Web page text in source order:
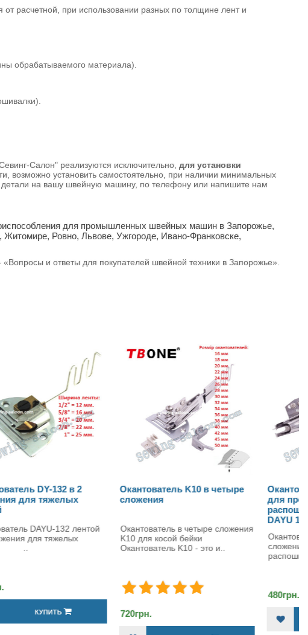
расчетной, при использовании разных по толщине лент и
обрабатываемого материала).
Салон" реализуются исключительно, для установки
возможно установить самостоятельно, при наличии минимальных
детали на вашу швейную машину, по телефону или напишите нам
для промышленных швейных машин в Запорожье,
Ровно, Львове, Ужгороде, Ивано-Франковске,
и ответы для покупателей швейной техники в Запорожье».
Окантователь K10 в четыре
сложения
Окантователь в четыре сложения
K10 для косой бейки
720грн.
Окантователь в 3 сложения
для промышленных
распошивальных машин
Окантователь DAYU 101 в 3
сложения для промышленных
распошивальных машин &n..
480грн.